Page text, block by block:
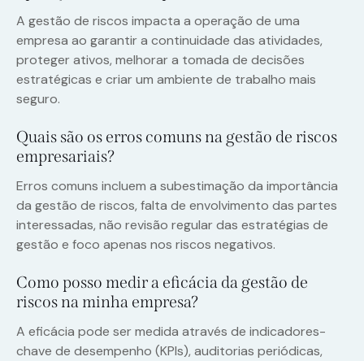
A gestão de riscos impacta a operação de uma
empresa ao garantir a continuidade das atividades,
proteger ativos, melhorar a tomada de decisões
estratégicas e criar um ambiente de trabalho mais
seguro.
Quais são os erros comuns na gestão de riscos
empresariais?
Erros comuns incluem a subestimação da importância
da gestão de riscos, falta de envolvimento das partes
interessadas, não revisão regular das estratégias de
gestão e foco apenas nos riscos negativos.
Como posso medir a eficácia da gestão de
riscos na minha empresa?
A eficácia pode ser medida através de indicadores-
chave de desempenho (KPIs), auditorias periódicas,